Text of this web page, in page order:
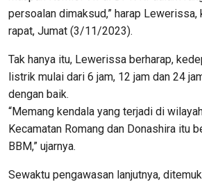
persoalan dimaksud,” harap
rapat, Jumat (3/11/2023).
Tak hanya itu, Lewerissa berharap,
listrik mulai dari 6 jam, 12 jam dan 24
dengan baik.
“Memang kendala yang terjadi di
Kecamatan Romang dan Donashira itu
BBM,” ujarnya.
Sewaktu pengawasan lanjutnya,